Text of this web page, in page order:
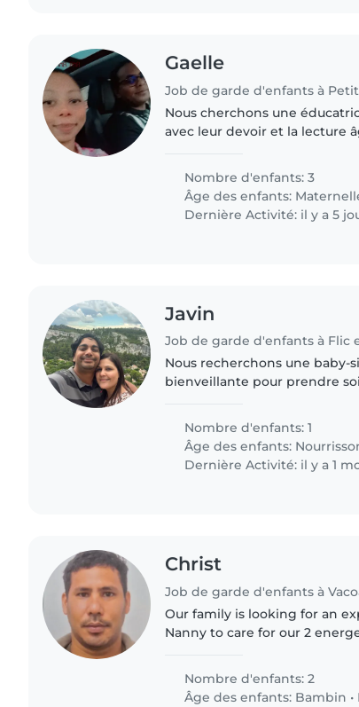
Gaelle
Job de garde d'enfants à
Nous cherchons une
avec leur devoir et la lecture
Nombre d'enfants: 3
Âge des enfants:
Dernière Activité: il y a 5
Javin
Job de garde d'enfants à Flic
Nous recherchons une
bienveillante pour prendre
apporter douceur,..
Nombre d'enfants: 1
Âge des enfants:
Dernière Activité: il y a 1
Christ
Job de garde d'enfants à
Our family is looking for an
Nanny to care for our 2
comfortable with cooking..
Nombre d'enfants: 2
Âge des enfants: Bambin •